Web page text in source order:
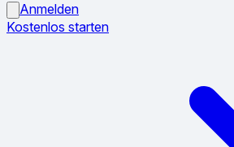
Anmelden
Kostenlos starten